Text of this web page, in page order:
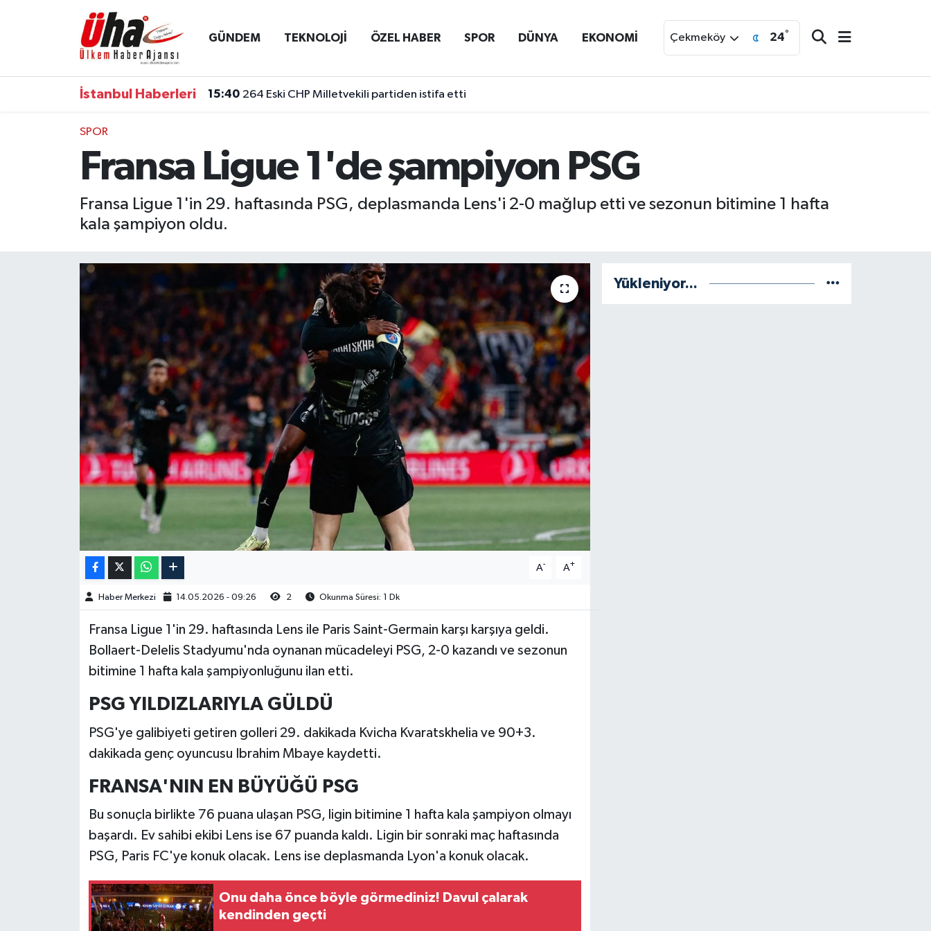
GÜNDEM TEKNOLOJİ ÖZEL HABER SPOR DÜNYA EKONOMİ Çekmeköy 24°
İstanbul Haberleri 15:40 264 Eski CHP Milletvekili partiden istifa etti
SPOR
Fransa Ligue 1'de şampiyon PSG
Fransa Ligue 1'in 29. haftasında PSG, deplasmanda Lens'i 2-0 mağlup etti ve sezonun bitimine 1 hafta
kala şampiyon oldu.
A- A+
Haber Merkezi 14.05.2026 - 09:26 2 Okunma Süresi: 1 Dk
Fransa Ligue 1'in 29. haftasında Lens ile Paris Saint-Germain karşı karşıya geldi.
Bollaert-Delelis Stadyumu'nda oynanan mücadeleyi PSG, 2-0 kazandı ve sezonun
bitimine 1 hafta kala şampiyonluğunu ilan etti.
PSG YILDIZLARIYLA GÜLDÜ
PSG'ye galibiyeti getiren golleri 29. dakikada Kvicha Kvaratskhelia ve 90+3.
dakikada genç oyuncusu Ibrahim Mbaye kaydetti.
FRANSA'NIN EN BÜYÜĞÜ PSG
Bu sonuçla birlikte 76 puana ulaşan PSG, ligin bitimine 1 hafta kala şampiyon olmayı
başardı. Ev sahibi ekibi Lens ise 67 puanda kaldı. Ligin bir sonraki maç haftasında
PSG, Paris FC'ye konuk olacak. Lens ise deplasmanda Lyon'a konuk olacak.
Onu daha önce böyle görmediniz! Davul çalarak
kendinden geçti
Yükleniyor...
İstanbul Nöbetçi Eczaneler
İstanbul Hava Durumu
İstanbul Trafik Yoğunluk Haritası
Tüm Manşetler
Son Dakika Haberleri
Haber Arşivi